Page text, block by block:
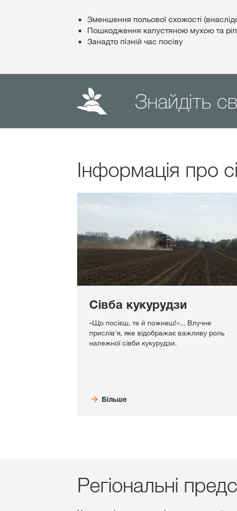
Зменшення польової схожості
Пошкодження капустяною мухою та
Занадто пізній час посіву
Знайдіть
Інформація про
Сівба кукурудзи
«Що посієш, те й пожнеш!»... Влучне
прислів'я, яке відображає важливу роль
належної сівби кукурудзи.
Більше
Регіональні